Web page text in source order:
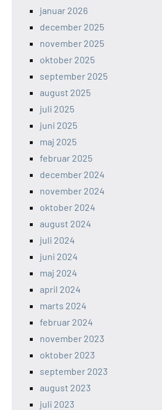
januar 2026
december 2025
november 2025
oktober 2025
september 2025
august 2025
juli 2025
juni 2025
maj 2025
februar 2025
december 2024
november 2024
oktober 2024
august 2024
juli 2024
juni 2024
maj 2024
april 2024
marts 2024
februar 2024
november 2023
oktober 2023
september 2023
august 2023
juli 2023